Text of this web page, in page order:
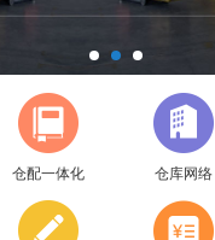
仓配一体化 仓库网络